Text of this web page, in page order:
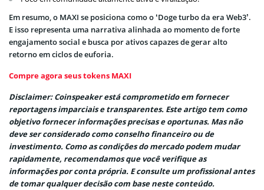
Em resumo, o MAXI se posiciona como o ‘Doge turbo da era Web3’.
E isso representa uma narrativa alinhada ao momento de forte
engajamento social e busca por ativos capazes de gerar alto
retorno em ciclos de euforia.
Compre agora seus tokens MAXI
Disclaimer: Coinspeaker está comprometido em fornecer
reportagens imparciais e transparentes. Este artigo tem como
objetivo fornecer informações precisas e oportunas. Mas não
deve ser considerado como conselho financeiro ou de
investimento. Como as condições do mercado podem mudar
rapidamente, recomendamos que você verifique as
informações por conta própria. E consulte um profissional antes
de tomar qualquer decisão com base neste conteúdo.